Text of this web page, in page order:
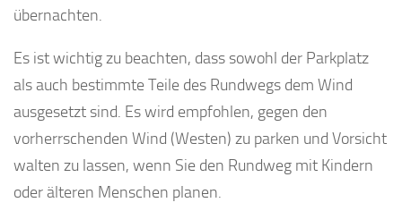
übernachten.
Es ist wichtig zu beachten, dass sowohl der Parkplatz
als auch bestimmte Teile des Rundwegs dem Wind
ausgesetzt sind. Es wird empfohlen, gegen den
vorherrschenden Wind (Westen) zu parken und Vorsicht
walten zu lassen, wenn Sie den Rundweg mit Kindern
oder älteren Menschen planen.